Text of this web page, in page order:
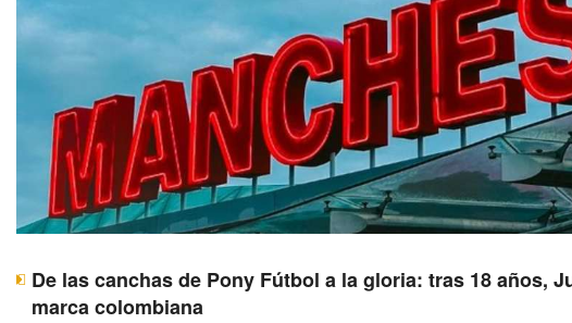
De las canchas de Pony Fútbol a la gloria: tras 18 años,
marca colombiana